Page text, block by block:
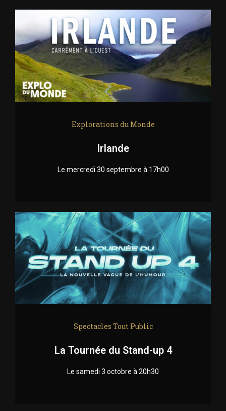
Explorations du Monde
Irlande
Le mercredi 30 septembre à 17h00
Spectacles Tout Public
La Tournée du Stand-up 4
Le samedi 3 octobre à 20h30